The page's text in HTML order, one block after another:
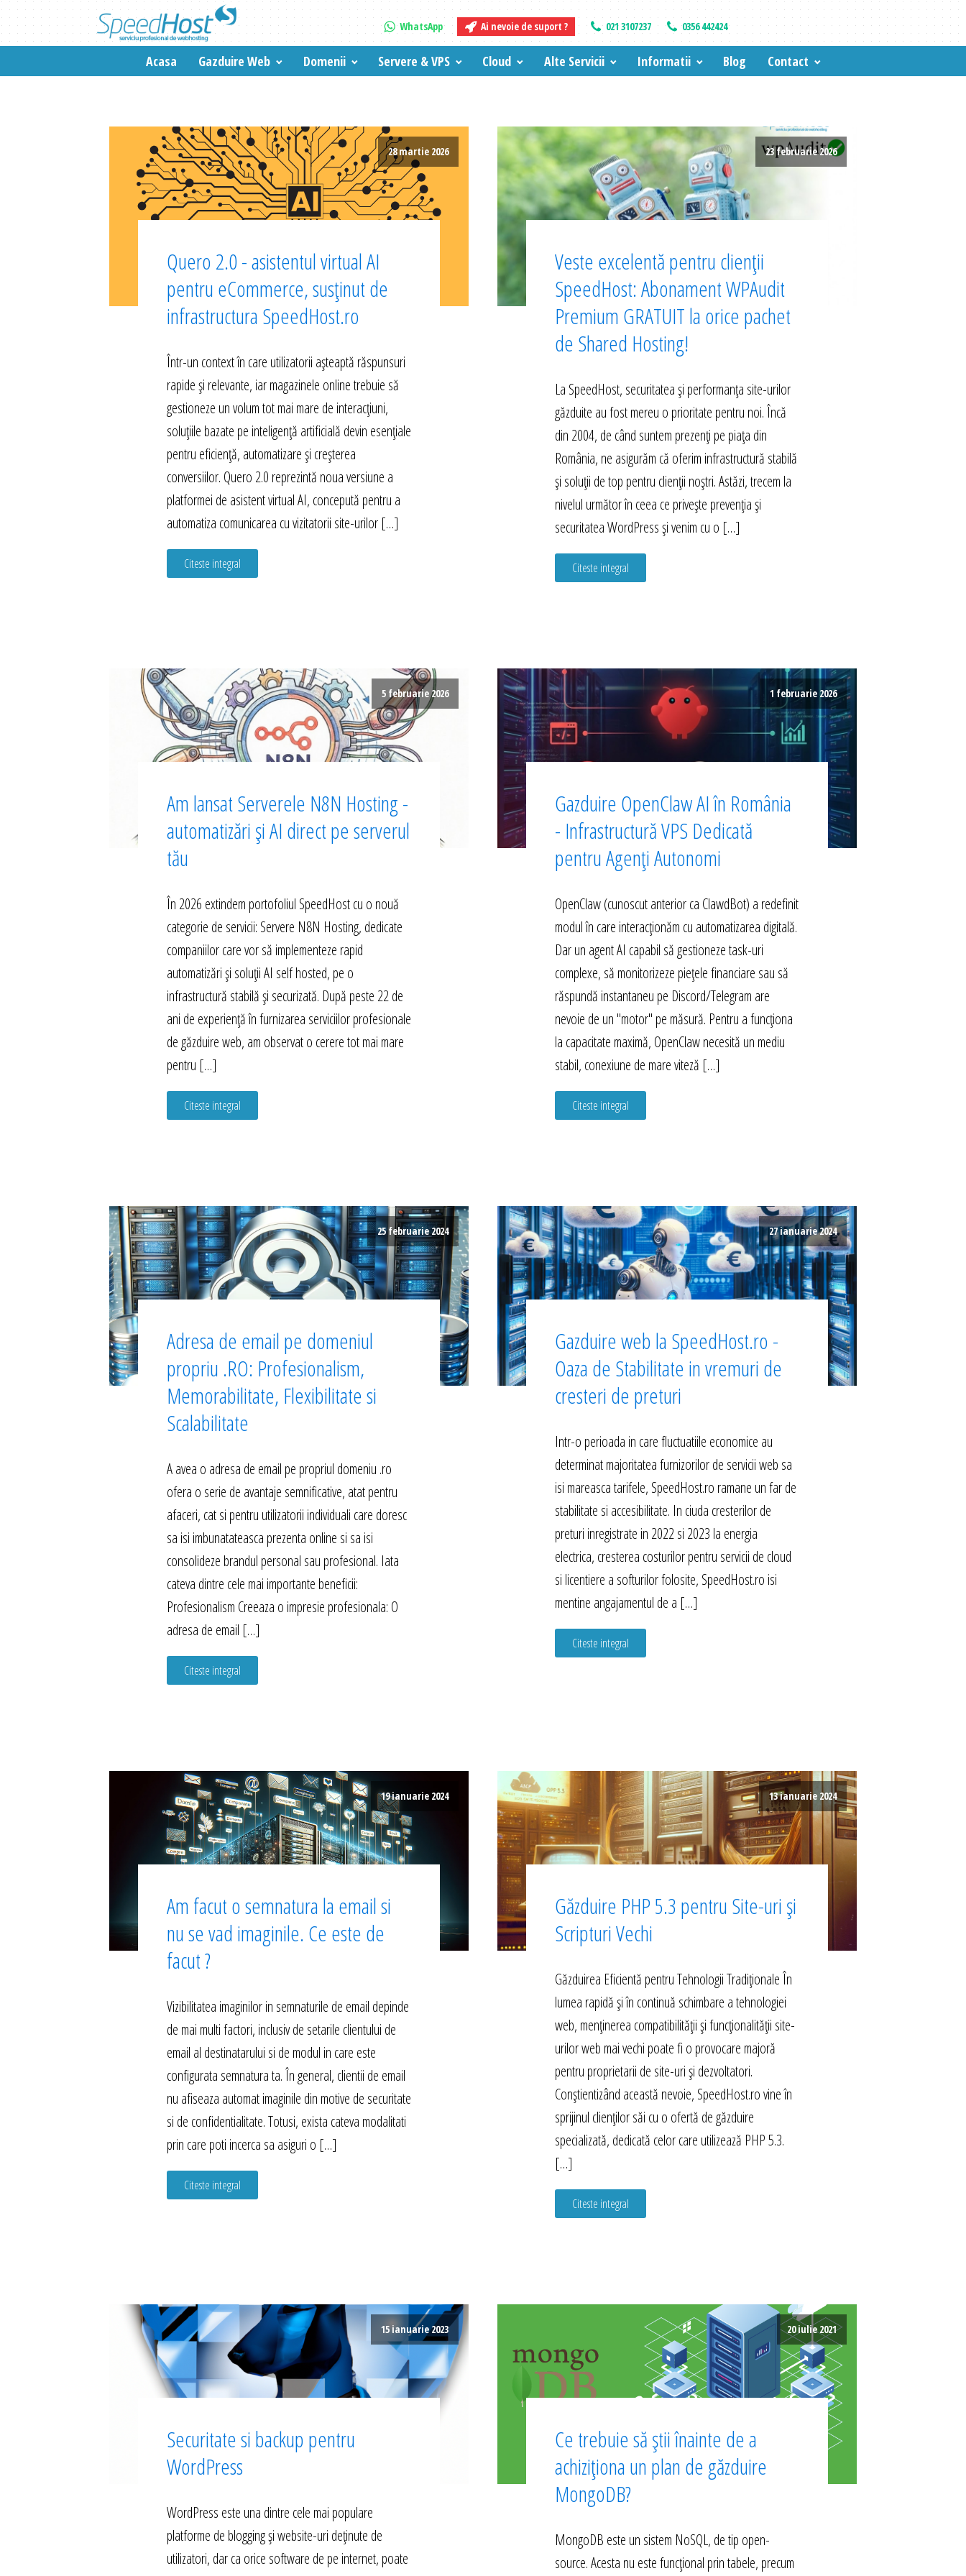
WhatsApp Ai nevoie de suport ? 021 3107237 0356 442424
Acasa Gazduire Web Domenii Servere & VPS Cloud Alte Servicii Informatii Blog Contact
28 martie 2026
Quero 2.0 - asistentul virtual AI
pentru eCommerce, susținut de
infrastructura SpeedHost.ro
Într-un context în care utilizatorii așteaptă răspunsuri
rapide și relevante, iar magazinele online trebuie să
gestioneze un volum tot mai mare de interacțiuni,
soluțiile bazate pe inteligență artificială devin esențiale
pentru eficiență, automatizare și creșterea
conversiilor. Quero 2.0 reprezintă noua versiune a
platformei de asistent virtual AI, concepută pentru a
automatiza comunicarea cu vizitatorii site-urilor […]
Citeste integral
23 februarie 2026
Veste excelentă pentru clienții
SpeedHost: Abonament WPAudit
Premium GRATUIT la orice pachet
de Shared Hosting!
La SpeedHost, securitatea și performanța site-urilor
găzduite au fost mereu o prioritate pentru noi. Încă
din 2004, de când suntem prezenți pe piața din
România, ne asigurăm că oferim infrastructură stabilă
și soluții de top pentru clienții noștri. Astăzi, trecem la
nivelul următor în ceea ce privește prevenția și
securitatea WordPress și venim cu o […]
Citeste integral
5 februarie 2026
Am lansat Serverele N8N Hosting -
automatizări și AI direct pe serverul
tău
În 2026 extindem portofoliul SpeedHost cu o nouă
categorie de servicii: Servere N8N Hosting, dedicate
companiilor care vor să implementeze rapid
automatizări și soluții AI self hosted, pe o
infrastructură stabilă și securizată. După peste 22 de
ani de experiență în furnizarea serviciilor profesionale
de găzduire web, am observat o cerere tot mai mare
pentru […]
Citeste integral
1 februarie 2026
Gazduire OpenClaw AI în România
- Infrastructură VPS Dedicată
pentru Agenți Autonomi
OpenClaw (cunoscut anterior ca ClawdBot) a redefinit
modul în care interacționăm cu automatizarea digitală.
Dar un agent AI capabil să gestioneze task-uri
complexe, să monitorizeze piețele financiare sau să
răspundă instantaneu pe Discord/Telegram are
nevoie de un "motor" pe măsură. Pentru a funcționa
la capacitate maximă, OpenClaw necesită un mediu
stabil, conexiune de mare viteză […]
Citeste integral
25 februarie 2024
Adresa de email pe domeniul
propriu .RO: Profesionalism,
Memorabilitate, Flexibilitate si
Scalabilitate
A avea o adresa de email pe propriul domeniu .ro
ofera o serie de avantaje semnificative, atat pentru
afaceri, cat si pentru utilizatorii individuali care doresc
sa isi imbunatateasca prezenta online si sa isi
consolideze brandul personal sau profesional. Iata
cateva dintre cele mai importante beneficii:
Profesionalism Creeaza o impresie profesionala: O
adresa de email […]
Citeste integral
27 ianuarie 2024
Gazduire web la SpeedHost.ro -
Oaza de Stabilitate in vremuri de
cresteri de preturi
Intr-o perioada in care fluctuatiile economice au
determinat majoritatea furnizorilor de servicii web sa
isi mareasca tarifele, SpeedHost.ro ramane un far de
stabilitate si accesibilitate. In ciuda cresterilor de
preturi inregistrate in 2022 si 2023 la energia
electrica, cresterea costurilor pentru servicii de cloud
si licentiere a softurilor folosite, SpeedHost.ro isi
mentine angajamentul de a […]
Citeste integral
19 ianuarie 2024
Am facut o semnatura la email si
nu se vad imaginile. Ce este de
facut ?
Vizibilitatea imaginilor in semnaturile de email depinde
de mai multi factori, inclusiv de setarile clientului de
email al destinatarului si de modul in care este
configurata semnatura ta. În general, clientii de email
nu afiseaza automat imaginile din motive de securitate
si de confidentialitate. Totusi, exista cateva modalitati
prin care poti incerca sa asiguri o […]
Citeste integral
13 ianuarie 2024
Găzduire PHP 5.3 pentru Site-uri și
Scripturi Vechi
Găzduirea Eficientă pentru Tehnologii Tradiționale În
lumea rapidă și în continuă schimbare a tehnologiei
web, menținerea compatibilității și funcționalității site-
urilor web mai vechi poate fi o provocare majoră
pentru proprietarii de site-uri și dezvoltatori.
Conștientizând această nevoie, SpeedHost.ro vine în
sprijinul clienților săi cu o ofertă de găzduire
specializată, dedicată celor care utilizează PHP 5.3.
[…]
Citeste integral
15 ianuarie 2023
Securitate si backup pentru
WordPress
WordPress este una dintre cele mai populare
platforme de blogging și website-uri deținute de
utilizatori, dar ca orice software de pe internet, poate
20 iulie 2021
Ce trebuie să știi înainte de a
achiziționa un plan de găzduire
MongoDB?
MongoDB este un sistem NoSQL, de tip open-
source. Acesta nu este funcțional prin tabele, precum